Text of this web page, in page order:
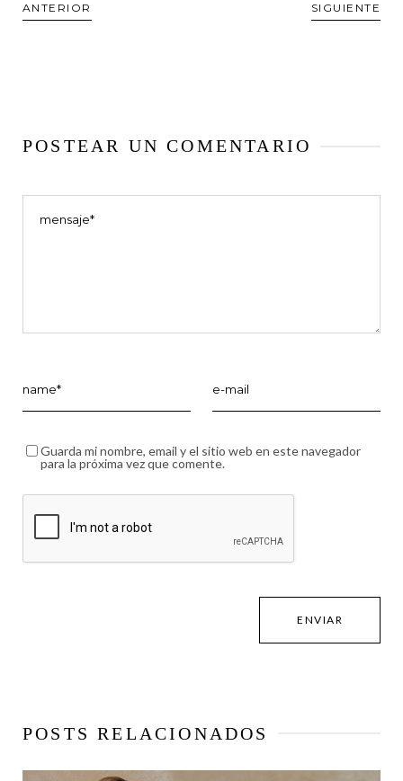
ANTERIOR SIGUIENTE
POSTEAR UN COMENTARIO
Guarda mi nombre, email y el sitio web en este navegador
para la próxima vez que comente.
POSTS RELACIONADOS